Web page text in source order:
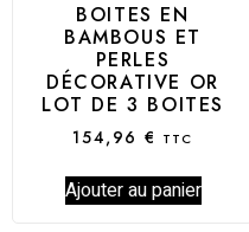
BOITES EN
BAMBOUS ET
PERLES
DÉCORATIVE OR
LOT DE 3 BOITES
154,96 € TTC
Ajouter au panier